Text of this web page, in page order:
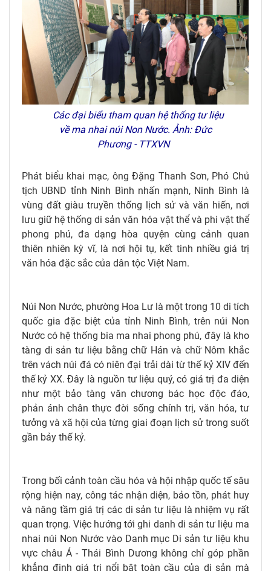
Các đại biểu tham quan hệ thống tư liệu
về ma nhai núi Non Nước. Ảnh: Đức
Phương - TTXVN
Phát biểu khai mạc, ông Đặng Thanh Sơn, Phó Chủ
tịch UBND tỉnh Ninh Bình nhấn mạnh, Ninh Bình là
vùng đất giàu truyền thống lịch sử và văn hiến, nơi
lưu giữ hệ thống di sản văn hóa vật thể và phi vật thể
phong phú, đa dạng hòa quyện cùng cảnh quan
thiên nhiên kỳ vĩ, là nơi hội tụ, kết tinh nhiều giá trị
văn hóa đặc sắc của dân tộc Việt Nam.
Núi Non Nước, phường Hoa Lư là một trong 10 di tích
quốc gia đặc biệt của tỉnh Ninh Bình, trên núi Non
Nước có hệ thống bia ma nhai phong phú, đây là kho
tàng di sản tư liệu bằng chữ Hán và chữ Nôm khắc
trên vách núi đá có niên đại trải dài từ thế kỷ XIV đến
thế kỷ XX. Đây là nguồn tư liệu quý, có giá trị đa diện
như một bảo tàng văn chương bác học độc đáo,
phản ánh chân thực đời sống chính trị, văn hóa, tư
tưởng và xã hội của từng giai đoạn lịch sử trong suốt
gần bảy thế kỷ.
Trong bối cảnh toàn cầu hóa và hội nhập quốc tế sâu
rộng hiện nay, công tác nhận diện, bảo tồn, phát huy
và nâng tầm giá trị các di sản tư liệu là nhiệm vụ rất
quan trọng. Việc hướng tới ghi danh di sản tư liệu ma
nhai núi Non Nước vào Danh mục Di sản tư liệu khu
vực châu Á - Thái Bình Dương không chỉ góp phần
khẳng định giá trị nổi bật toàn cầu của di sản mà